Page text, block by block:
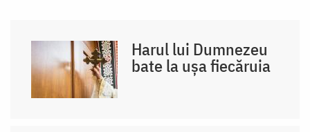
Harul lui Dumnezeu
bate la ușa fiecăruia